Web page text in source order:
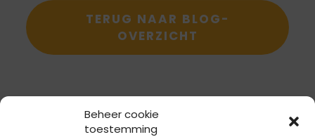
Beheer cookie
toestemming
TERUG NAAR BLOG-
OVERZICHT